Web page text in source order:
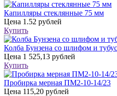
Капилляры стеклянные 75 мм
Цена 1.52 рублей
Купить
Колба Бунзена со шлифом и
Цена 1 525,13 рублей
Купить
Пробирка мерная ПМ2-10-14/23
Цена 115,20 рублей